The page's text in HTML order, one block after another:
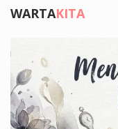
WARTAKITA